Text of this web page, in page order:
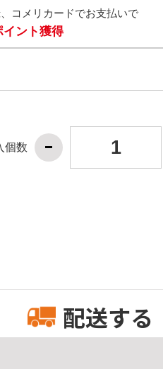
コメリカードでお支払いで
イント獲得
個数
配送する